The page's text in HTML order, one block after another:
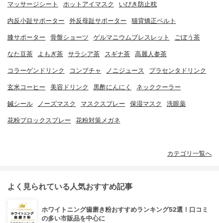
マッサージシート ホットアイマスク いびき防止枕
内反小趾サポーター 外反母趾サポーター 猫背矯正ベルト
膝サポーター 骨盤ショーツ ゲルマニウムブレスレット ごぼう茶
なた豆茶 よもぎ茶 サラシア茶 スギナ茶 高麗人参茶
コラーゲンドリンク コンブチャ ノニジュース プラセンタドリンク
玄米コーヒー 美容ドリンク 黒酢にんにく ネッククーラー
鍼シール ノーズマスク マスクスプレー 保湿マスク 洗眼薬
花粉ブロックスプレー 花粉対策メガネ
カテゴリ一覧へ
よく見られている人気おすすめ記事
ホワイトニング歯磨き粉おすすめランキング52選！口コミ
の多い市販品を中心に